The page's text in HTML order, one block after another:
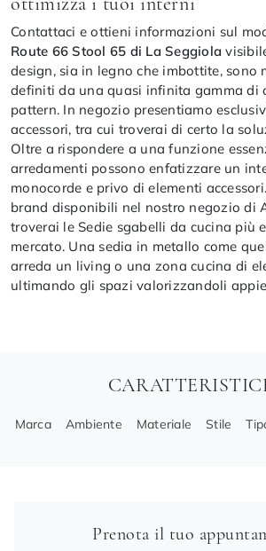
Contattaci e ottieni informazioni sul
Route 66 Stool 65 di La Seggiola
design, sia in legno che imbottite, sono
definiti da una quasi infinita gamma di
pattern. In negozio presentiamo
accessori, tra cui troverai di certo la
Oltre a rispondere a una funzione
arredamenti possono enfatizzare un
monocorde e privo di elementi
brand disponibili nel nostro negozio di
troverai le Sedie sgabelli da cucina più
mercato. Una sedia in metallo come
arreda un living o una zona cucina di
ultimando gli spazi valorizzandoli
Marca Ambiente Materiale Stile
Prenota il tuo